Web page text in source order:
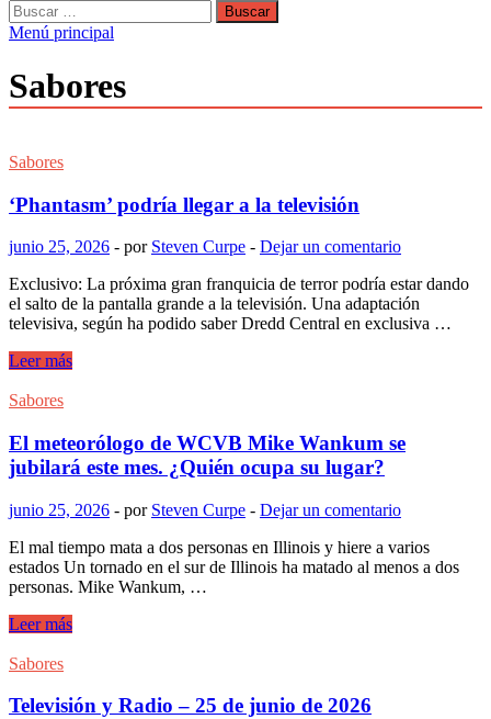
Buscar:
Menú principal
Sabores
Sabores
‘Phantasm’ podría llegar a la televisión
junio 25, 2026 - por Steven Curpe - Dejar un comentario
Exclusivo: La próxima gran franquicia de terror podría estar dando
el salto de la pantalla grande a la televisión. Una adaptación
televisiva, según ha podido saber Dredd Central en exclusiva …
‘Phantasm’
llegar
la
televisión
Leer más
Sabores
El meteorólogo de WCVB Mike Wankum se
jubilará este mes. ¿Quién ocupa su lugar?
junio 25, 2026 - por Steven Curpe - Dejar un comentario
El mal tiempo mata a dos personas en Illinois y hiere a varios
estados Un tornado en el sur de Illinois ha matado al menos a dos
personas. Mike Wankum, …
El
de
Mike
Leer más
Sabores
Televisión y Radio – 25 de junio de 2026